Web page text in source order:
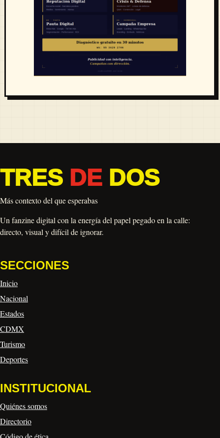
TRES DEDOS
Más contexto del que esperabas
Un fanzine digital con la energía del papel pegado en la calle:
directo, visual y difícil de ignorar.
SECCIONES
Inicio
Nacional
Estados
CDMX
Turismo
Deportes
INSTITUCIONAL
Quiénes somos
Directorio